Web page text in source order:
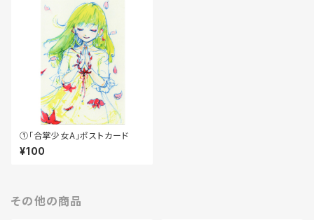
①「合掌少女A」ポストカード
¥100
その他の商品